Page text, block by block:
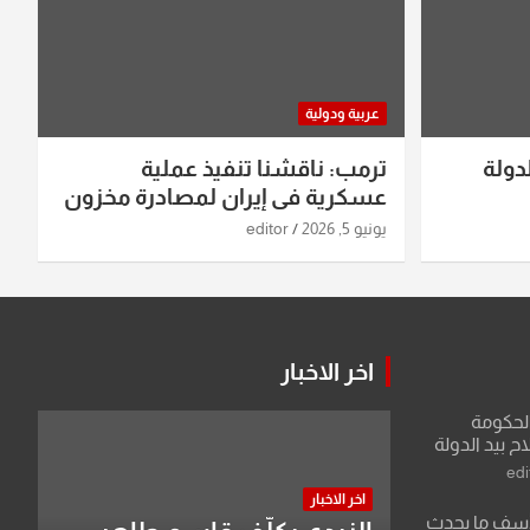
عربية ودولية
ترمب: ناقشنا تنفيذ عملية
عسكرية في إيران لمصادرة مخزون
اليورانيوم
يونيو 5, 2026 editor
بيد الدولة
ما يحدث
اخر الاخبار
اخر الاخبار